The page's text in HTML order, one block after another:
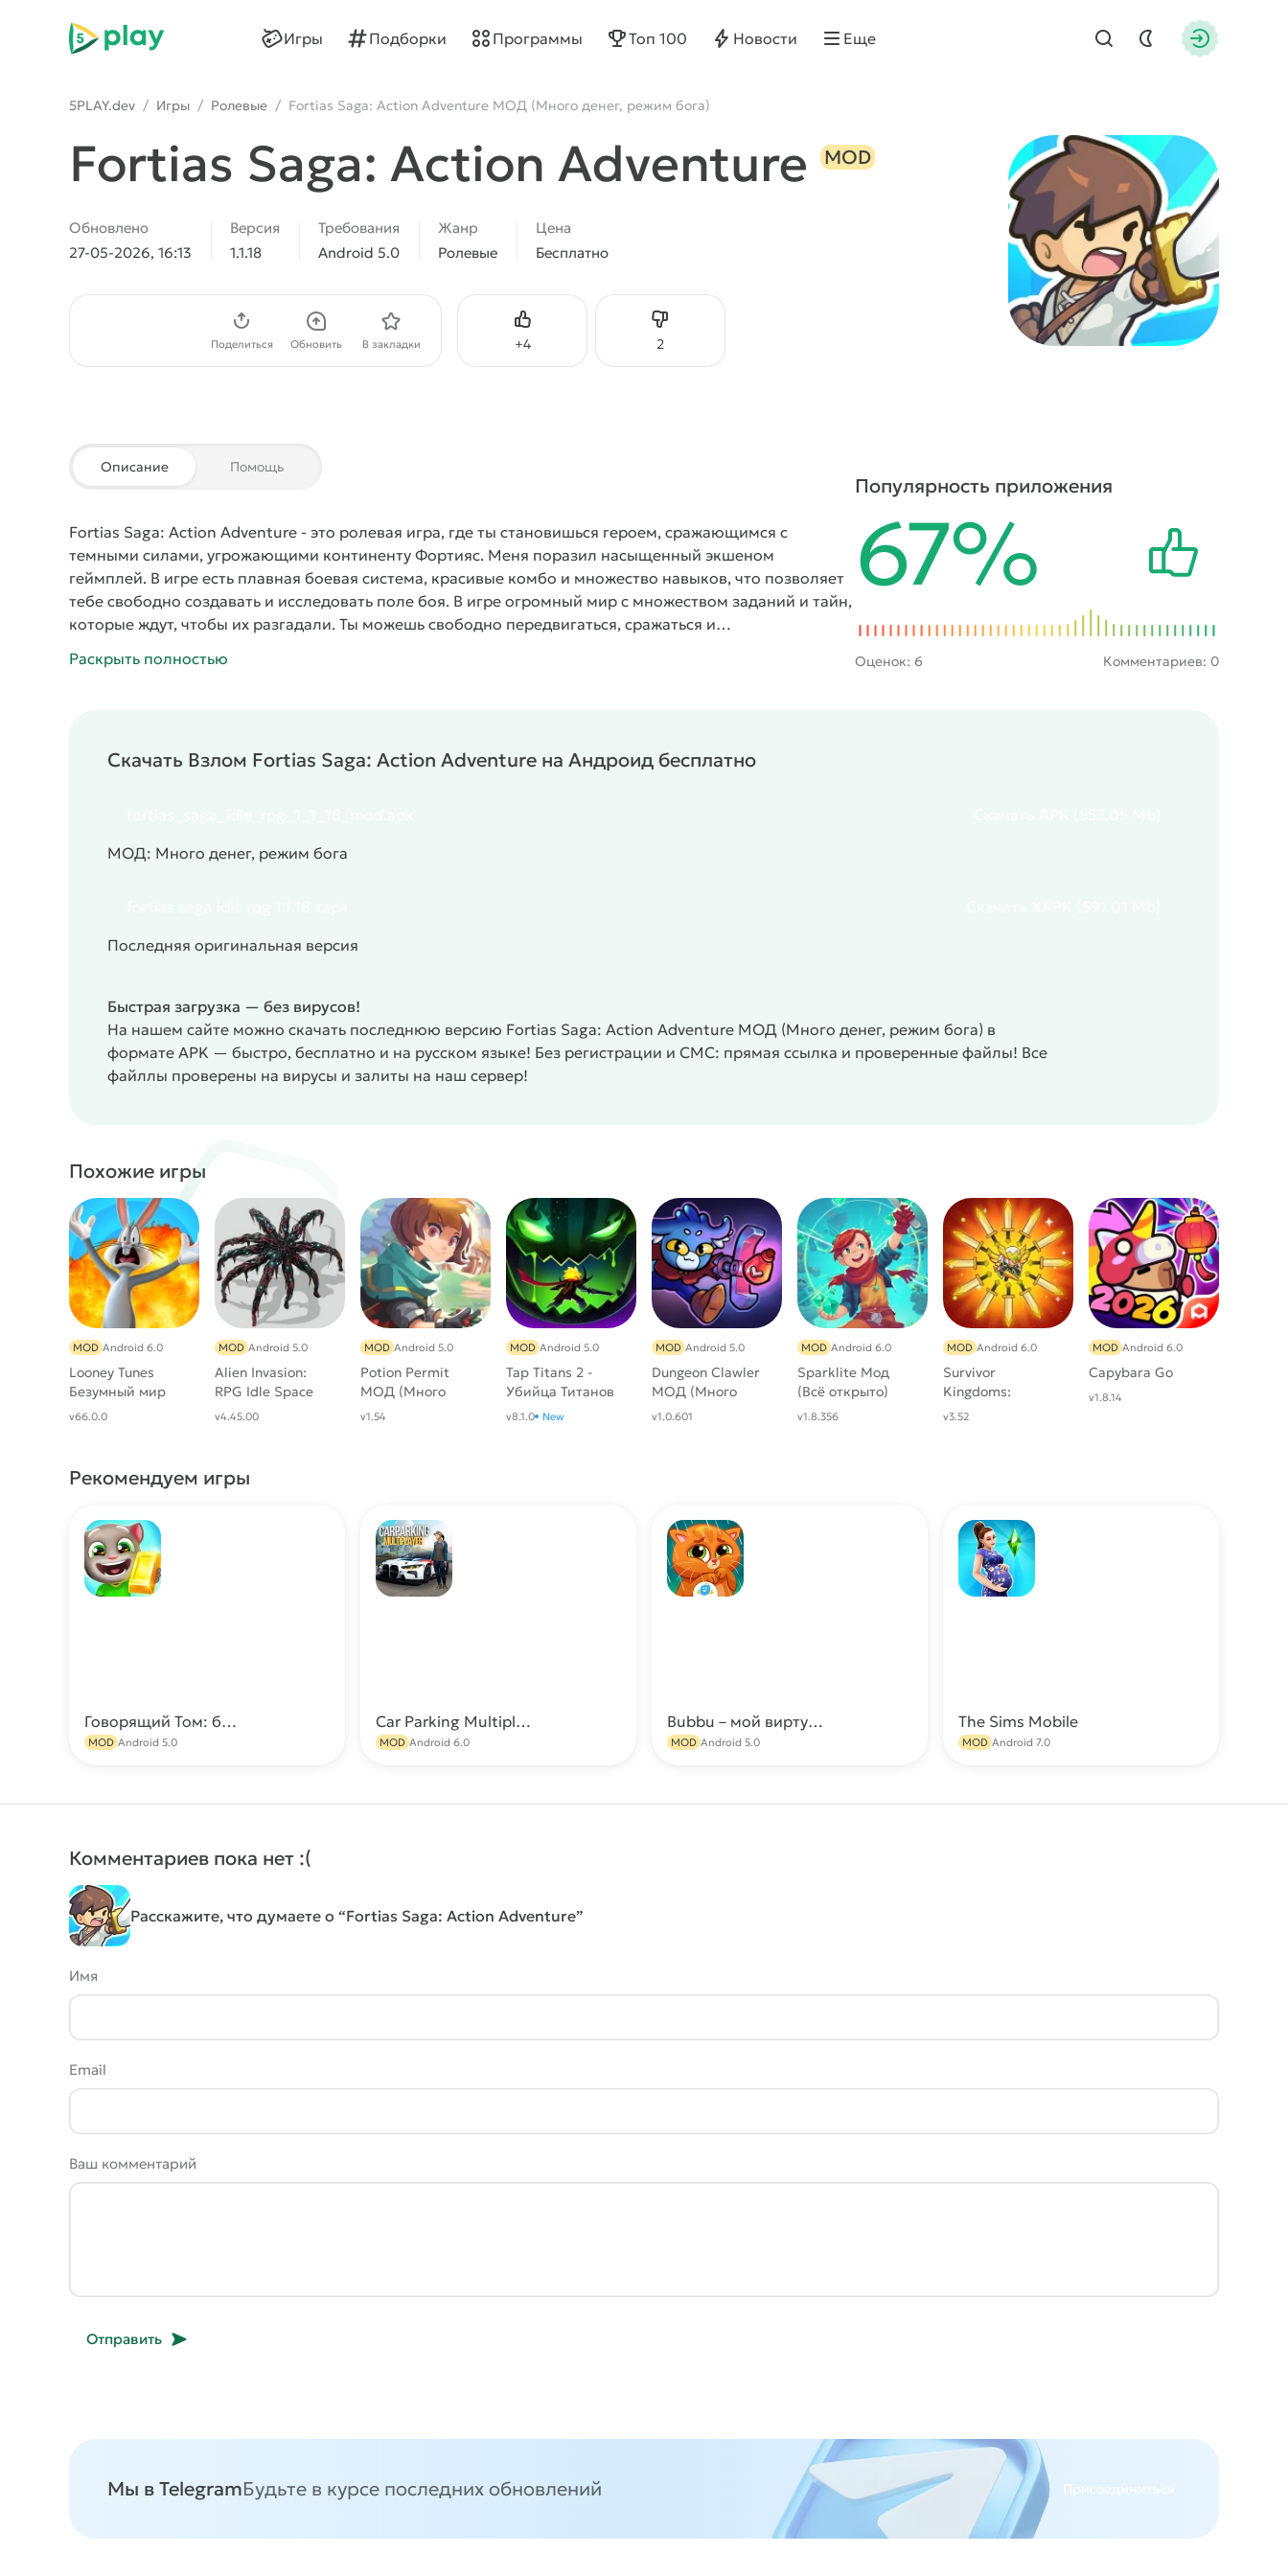
5play
Найти
Игры Подборки Программы Топ 100 Новости Еще
5PLAY.dev / Игры / Ролевые / Fortias Saga: Action Adventure МОД (Много денег, режим бога)
Fortias Saga: Action Adventure MOD
Обновлено
27-05-2026, 16:13
Версия
1.1.18
Требования
Android 5.0
Жанр
Ролевые
Цена
Бесплатно
+4Нравится 2Не нравится
Поделиться Обновить В закладки
Описание Помощь
Fortias Saga: Action Adventure - это ролевая игра, где ты становишься героем, сражающимся с
темными силами, угрожающими континенту Фортияс. Меня поразил насыщенный экшеном
геймплей. В игре есть плавная боевая система, красивые комбо и множество навыков, что позволяет
тебе свободно создавать и исследовать поле боя. В игре огромный мир с множеством заданий и тайн,
которые ждут, чтобы их разгадали. Ты можешь свободно передвигаться, сражаться и
Жанр:
/
Раскрыть полностью
Популярность приложения
67%
Оценок: 6 Комментариев: 0
Скачать Взлом Fortias Saga: Action Adventure на Андроид бесплатно
МОД: Много денег, режим бога
Последняя оригинальная версия
Быстрая загрузка — без вирусов!
На нашем сайте можно скачать последнюю версию Fortias Saga: Action Adventure МОД (Много денег, режим бога) в
формате APK — быстро, бесплатно и на русском языке! Без регистрации и СМС: прямая ссылка и проверенные файлы! Все
файллы проверены на вирусы и залиты на наш сервер!
Похожие игры
Looney Tunes
Безумный мир
Мод [Много
MOD Android 6.0
v66.0.0
Alien Invasion:
RPG Idle Space
[Мод: Бесплатные
MOD Android 5.0
v4.45.00
Potion Permit
МОД (Много
денег)
MOD Android 5.0
v1.54
Tap Titans 2 -
Убийца Титанов
МОД (Много
MOD Android 5.0
v8.1.0 New
Dungeon Clawler
МОД (Много
денег)
MOD Android 5.0
v1.0.601
Sparklite Мод
(Всё открыто)
MOD Android 6.0
v1.8.356
Survivor
Kingdoms:
Roguelike МОД
MOD Android 6.0
v3.52
Capybara Go
MOD Android 6.0
v1.8.14
Рекомендуем игры
Говорящий Том: бег за золотом МОД (Много денег)
MOD Android 5.0
Car Parking Multiplayer МОД (Много денег, всё открыто)
MOD Android 6.0
Bubbu – мой виртуальный питомец МОД (Много денег)
MOD Android 5.0
The Sims Mobile
MOD Android 7.0
Комментариев пока нет :(
Расскажите, что думаете о “Fortias Saga: Action Adventure”
Имя
Email
Ваш комментарий
Отправить
Мы в TelegramБудьте в курсе последних обновлений Присоединиться